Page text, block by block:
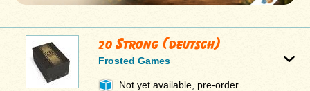
20 Strong (deutsch)
Frosted Games
Not yet available, pre-order